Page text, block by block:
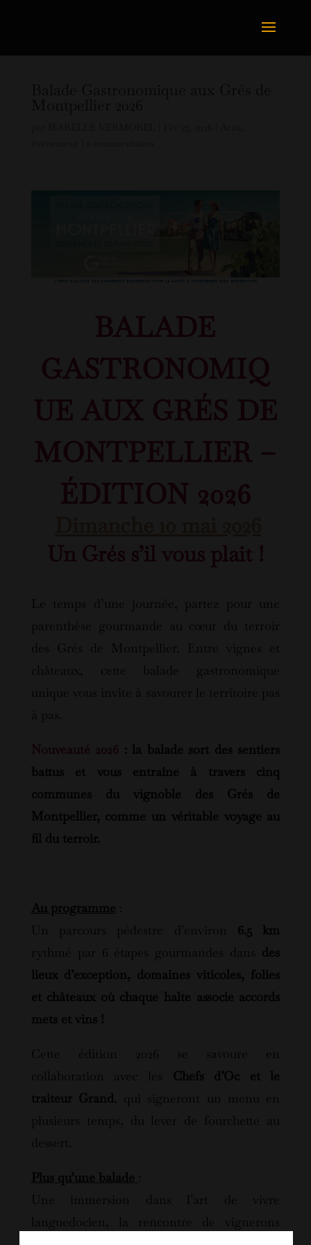
BALADE
GASTRONOMIQ
UE AUX GRÉS DE
MONTPELLIER –
ÉDITION 2026
Un Grés s’il vous plait !
Le temps d’une journée, partez pour une
parenthèse gourmande au cœur du terroir
des Grés de Montpellier. Entre vignes et
châteaux, cette balade gastronomique
unique vous invite à savourer le territoire pas
à pas.
Nouveauté 2026 : la balade sort des sentiers
battus et vous entraîne à travers cinq
communes du vignoble des Grés de
Montpellier, comme un véritable voyage au
fil du terroir.
Au programme :
Un parcours pédestre d’environ 6.5 km
rythmé par 6 étapes gourmandes dans des
lieux d’exception, domaines viticoles, folies
et châteaux où chaque halte associe accords
mets et vins !
Cette édition 2026 se savoure en
collaboration avec les
Chefs d’Oc et le
traiteur Grand, qui signeront un menu en
plusieurs temps, du lever de fourchette au
dessert.
Plus qu’une balade :
Une immersion dans l’art de vivre
languedocien, la rencontre de vignerons